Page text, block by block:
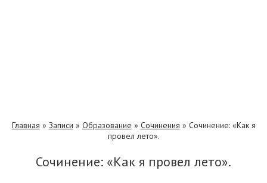
Главная » Записи » Образование » Сочинения » Сочинение: «Как я
провел лето».
Сочинение: «Как я провел лето».